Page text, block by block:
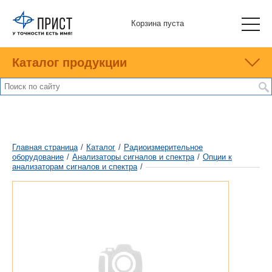
Корзина пуста
Каталог продукции
Главная страница / Каталог / Радиоизмерительное
оборудование / Анализаторы сигналов и спектра / Опции к
анализаторам сигналов и спектра /